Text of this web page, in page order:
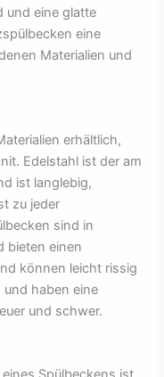
und eine glatte
eine
Materialien und
erhältlich,
Edelstahl ist der am
ist langlebig,
zu jeder
sind in
bieten einen
können leicht rissig
haben eine
und schwer.